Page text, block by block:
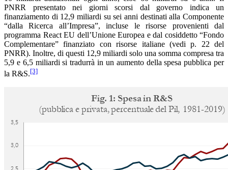
PNRR presentato nei giorni scorsi dal governo indica un
finanziamento di 12,9 miliardi su sei anni destinati alla Componente
“dalla Ricerca all’Impresa”, incluse le risorse provenienti dal
programma React EU dell’Unione Europea e dal cosiddetto “Fondo
Complementare” finanziato con risorse italiane (vedi p. 22 del
PNRR). Inoltre, di questi 12,9 miliardi solo una somma compresa tra
5,9 e 6,5 miliardi si tradurrà in un aumento della spesa pubblica per
la R&S.[3]